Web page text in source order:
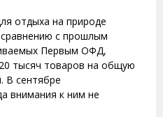
отдыха на природе
с прошлым
Первым ОФД,
тысяч товаров на общую
В сентябре
внимания к ним не